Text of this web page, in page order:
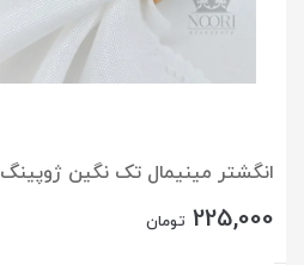
انگشتر مینیمال تک نگین ژوپینگ
225,000 تومان